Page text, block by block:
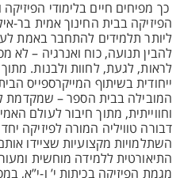
כך מפיחים חיים בלימודי
הפיזיקה בבית החינוך אמית בר-
ליותר תלמידים להתחבר באמת
להבין תנועה, כוח ואנרגיה – לא
לראות, לגעת, לחוות ולבנות.
המובילה בבית הספר – שמקדמת
וחווייתית, מתוך חיבור לעולם
דבורה טוויליה המורה לפיזיקה
השתלמויות מקצועיות שציידו
התיאורטית ללמידה מוחשית